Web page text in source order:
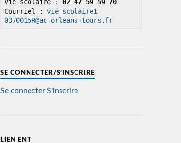
Vie scolaire : 02 47 59 59 70
Courriel : vie-scolaire1-
0370015R@ac-orleans-tours.fr
SE CONNECTER/S’INSCRIRE
Se connecter S'inscrire
LIEN ENT